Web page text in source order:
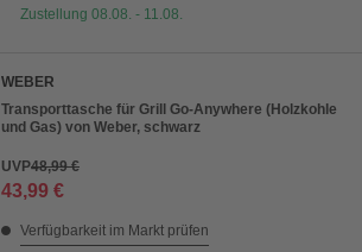
Zustellung 08.08. - 11.08.
WEBER
Transporttasche für Grill Go-Anywhere (Holzkohle
und Gas) von Weber, schwarz
UVP48,99 €
43,99 €
Verfügbarkeit im Markt prüfen